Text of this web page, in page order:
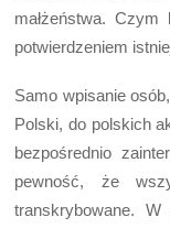
małżeństwa.
potwierdzeniem
Samo wpisanie
Polski, do polskich
bezpośrednio
pewność, że
transkrybowane. W